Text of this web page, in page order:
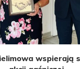
wspierają